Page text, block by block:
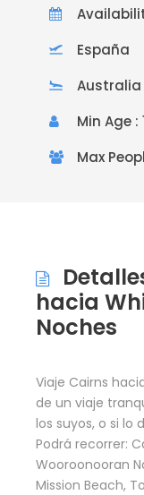
España
Australia
Min Age :
Max
hacia
Noches
Viaje Cairns
de un viaje
los suyos, o si lo
Podrá recorrer:
Wooroonooran
Mission Beach,